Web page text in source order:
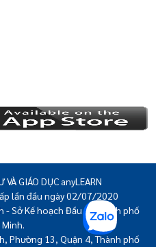
VÀ GIÁO DỤC anyLEARN
lần đầu ngày 02/07/2020
- Sở Kế hoạch Đầu tư thành phố
Phường 13, Quận 4, Thành phố